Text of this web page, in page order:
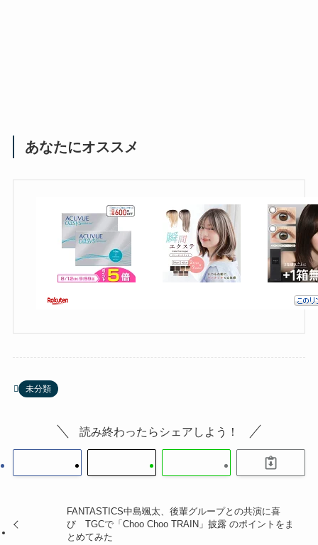
あなたにオススメ
未分類
読み終わったらシェアしよう！
FANTASTICS中島颯太、後輩グループとの共演に喜
び TGCで「Choo Choo TRAIN」披露 のポイントをま
とめてみた